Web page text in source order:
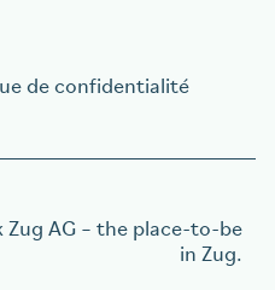
de confidentialité
Zug AG– the place-to-be
in Zug.